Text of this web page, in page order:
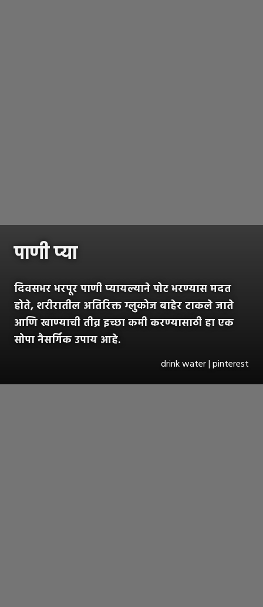
पाणी प्या
दिवसभर भरपूर पाणी प्यायल्याने पोट भरण्यास मदत
होते, शरीरातील अतिरिक्त ग्लुकोज बाहेर टाकले जाते
आणि खाण्याची तीव्र इच्छा कमी करण्यासाठी हा एक
सोपा नैसर्गिक उपाय आहे.
drink water | pinterest